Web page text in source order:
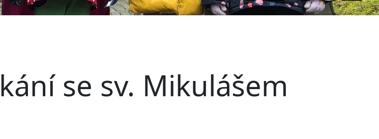
se sv. Mikulášem